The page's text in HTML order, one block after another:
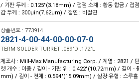
/ 기판 두께 : 0.125"(3.18mm) / 접점 소재 : 황동 합금 / 접
감 두께 : 300µin(7.62µm) / 절연 : 비절연
상품번호 : 773914
2821-4-00-44-00-00-07-0
TERM SOLDER TURRET .089"D .172"L
제조사 : Mill-Max Manufacturing Corp. / 계열 : 2821 / 단
렛 개수 : 이중 / 길이 - 기판 위 : 0.422"(10.72mm) / 길이 -
mm) / 길이 - 전체 : 0.594"(15.09mm) / 실장 유형 : 스루홀